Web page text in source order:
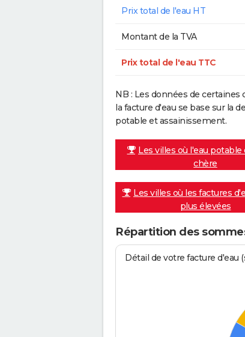
Prix total de l'eau HT
Montant de la TVA
Prix total de l'eau TTC
NB : Les données de
la facture d'eau se base sur la
potable et assainissement.
Les villes où l'eau potable
chère
Les villes où les factures
plus élevées
Répartition des
Détail de votre facture d'eau